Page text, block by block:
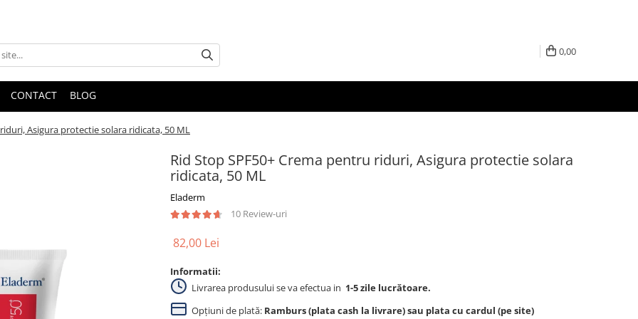
0,00
CONTACT BLOG
Asigura protectie solara ridicata, 50 ML
Rid Stop SPF50+ Crema pentru riduri, Asigura protectie solara
ridicata, 50 ML
Eladerm
10 Review-uri
82,00 Lei
Informatii:
Livrarea produsului se va efectua in 1-5 zile lucrătoare.
Opțiuni de plată: Ramburs (plata cash la livrare) sau plata cu cardul (pe site)